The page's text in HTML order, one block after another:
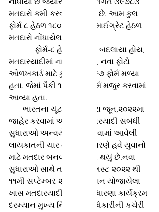
મતદારો કમી કરવામાં આવ્યા છે. આમ કુલ
ફોર્મ ૮ હેઠળ ૧૮૦૦૦ થી વધુ માઈગ્રેટ હેઠળ
મતદારો નોંધાયેલા છે.
મતદારયાદીમાં નામો સુધારવા, નવા ફોટો
ઓળખકાર્ડ માટે કુલ ૧,૦૮,૮૯૭ ફોર્મ મળ્યા
હતા. જેમાં પૈકી ૧૦૦૫૦૯ ફોર્મ મજુર કરવામાં
આવ્યા હતા.
જાહેર કરવામાં આવેલા મતદારયાદી સબંધી
સુધારાઓ અન્વયે જાહેર કરવામાં આવેલી
લાયકાતની ચાર તારીખોને કારણે હવે યુવાનો
માટે મતદાર બનવાનું આસાન થયું છે.નવા
સુધારાઓ સાથે તા.૧૨મી ઓગસ્ટ-૨૦૨૨ થી
૧૧મી સપ્ટેમ્બર-૨૦૨૨ દરમ્યાન યોજાયેલા
ખાસ મતદારયાદી સંક્ષિપ્ત સુધારણા કાર્યક્રમ
દરમ્યાન મુખ્ય નિર્વાચન અધિકારીની કચેરી